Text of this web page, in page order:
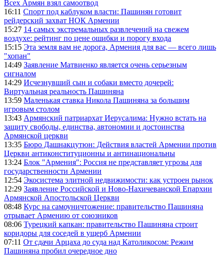
Всех Армян взял самоотвод
16:11 Спорт под каблуком власти: Пашинян готовит
рейдерский захват НОК Армении
15:27 14 самых экстремальных развлечений на свежем
воздухе: рейтинг по цене ошибки и порогу входа
15:15 Эта земля вам не дорога, Армения для вас — всего лишь
"хопан"
14:49 Заявление Матвиенко является очень серьезным
сигналом
14:29 Исчезнувший сын и собаки вместо дочерей:
Виртуальная реальность Пашиняна
13:59 Маленькая ставка Никола Пашиняна за большим
игровым столом
13:43 Армянский патриархат Иерусалима: Нужно встать на
защиту свободы, единства, автономии и достоинства
Армянской церкви
13:35 Бюро Дашнакцутюн: Действия властей Армении против
Церкви антиконституционны и антинациональны
13:24 Блок "Армения": Россия не представляет угрозы для
государственности Армении
12:54 Экосистема элитной недвижимости: как устроен рынок
12:29 Заявление Российской и Ново-Нахичеванской Епархии
Армянской Апостольской Церкви
08:48 Курс на самоуничтожение: правительство Пашиняна
отрывает Армению от союзников
08:06 Турецкий капкан: правительство Пашиняна строит
коридоры для соседей в ущерб Армении
07:11 От сдачи Арцаха до суда над Католикосом: Режим
Пашиняна пробил очередное дно